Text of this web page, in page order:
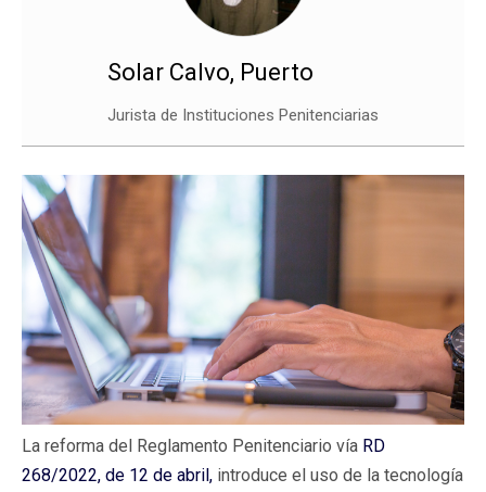
Solar Calvo, Puerto
Jurista de Instituciones Penitenciarias
La reforma del Reglamento Penitenciario vía RD
268/2022, de 12 de abril, introduce el uso de la tecnología